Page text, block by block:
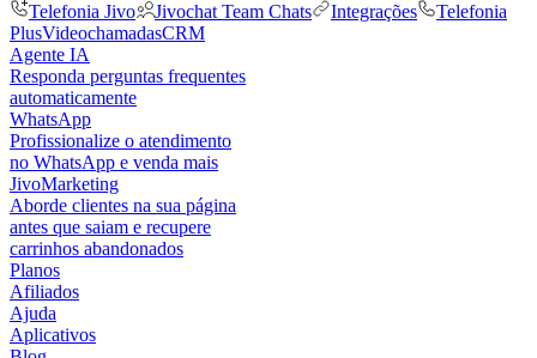
Telefonia Jivo
Jivochat Team Chats Integrações
Telefonia
PlusVideochamadasCRM
Agente IA
Responda perguntas frequentes
automaticamente
WhatsApp
Profissionalize o atendimento
no WhatsApp e venda mais
JivoMarketing
Aborde clientes na sua página
antes que saiam e recupere
carrinhos abandonados
Planos
Afiliados
Ajuda
Aplicativos